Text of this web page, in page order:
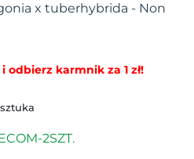
x tuberhybrida - Non
odbierz karmnik za 1 zł!
2SZT.